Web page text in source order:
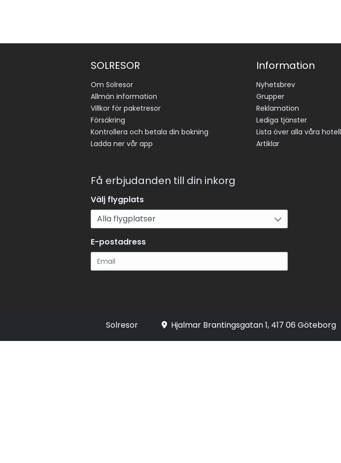
SOLRESOR
Om Solresor
Allmän information
Villkor för paketresor
Försäkring
Kontrollera och betala din bokning
Ladda ner vår app
Information
Nyhetsbrev
Grupper
Reklamation
Lediga tjänster
Lista över alla våra hotell
Artiklar
Få erbjudanden till din inkorg
Välj flygplats
E-postadress
Solresor Hjalmar Brantingsgatan 1, 417 06 Göteborg